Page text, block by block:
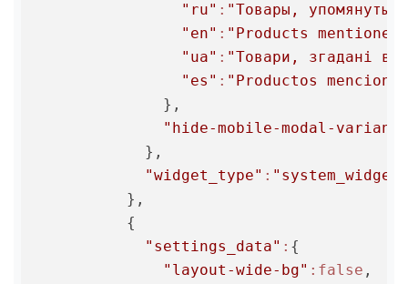
"ru" : "Товары,
"en" : "Products
"ua" : "Товари, згадані в
"es" : "Productos
              },
"hide-mobile-modal-
            },
"widget_type" :
          },
          {
"settings_data" : {
"layout-wide-bg" :false ,